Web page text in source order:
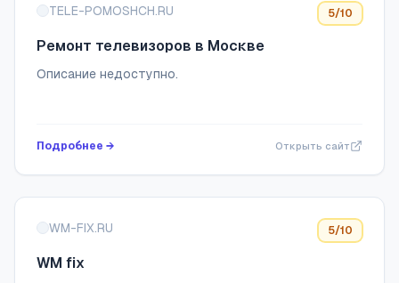
TELE-POMOSHCH.RU 5/10
Ремонт телевизоров в Москве
Описание недоступно.
Подробнее → Открыть сайт
WM-FIX.RU 5/10
WM fix